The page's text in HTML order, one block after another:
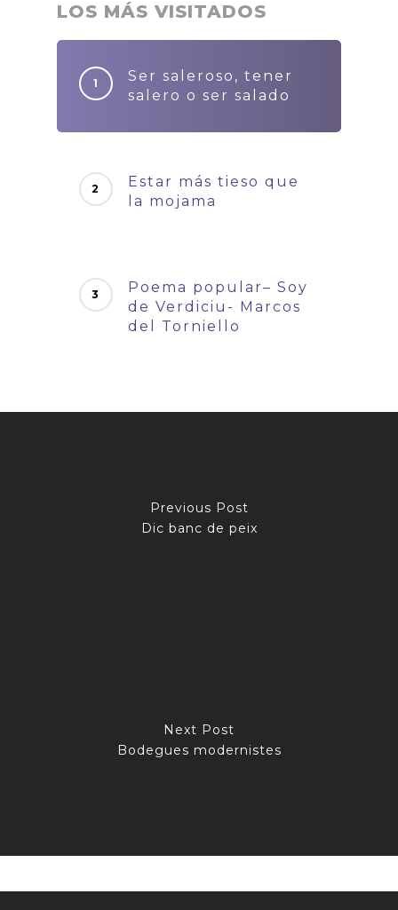
LOS MÁS VISITADOS
Ser saleroso, tener
salero o ser salado
Estar más tieso que
la mojama
Poema popular– Soy
de Verdiciu- Marcos
del Torniello
Previous Post
Dic banc de peix
Next Post
Bodegues modernistes